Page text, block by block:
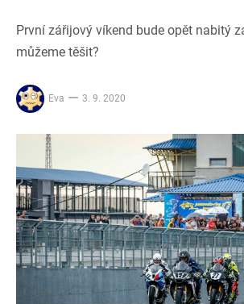
První zářijový víkend bude opět nabitý
můžeme těšit?
Eva 3. 9. 2020